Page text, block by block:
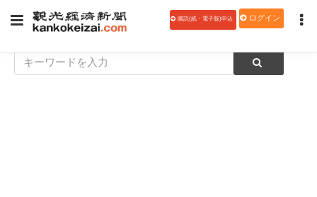
購読(紙・電子版)申込 ログイン